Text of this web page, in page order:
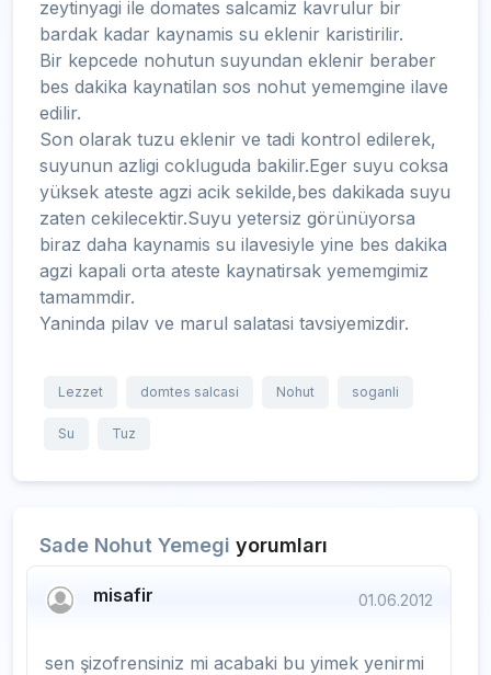
zeytinyagi ile domates salcamiz kavrulur bir
bardak kadar kaynamis su eklenir karistirilir.
Bir kepcede nohutun suyundan eklenir beraber
bes dakika kaynatilan sos nohut yememgine ilave
edilir.
Son olarak tuzu eklenir ve tadi kontrol edilerek,
suyunun azligi cokluguda bakilir.Eger suyu coksa
yüksek ateste agzi acik sekilde,bes dakikada suyu
zaten cekilecektir.Suyu yetersiz görünüyorsa
biraz daha kaynamis su ilavesiyle yine bes dakika
agzi kapali orta ateste kaynatirsak yememgimiz
tamammdir.
Yaninda pilav ve marul salatasi tavsiyemizdir.
Lezzet domtes salcasi Nohut soganli
Su Tuz
Sade Nohut Yemegi yorumları
misafir 01.06.2012
sen şizofrensiniz mi acabaki bu yimek yenirmi